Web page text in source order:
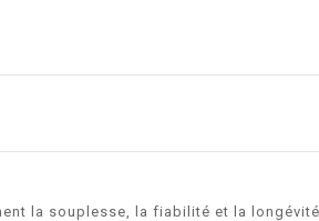
la souplesse, la fiabilité et la